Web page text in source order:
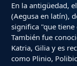
En la antigüedad,
(Aegusa en latín),
significa "que tiene
También fue
Katria, Gilia y es
como Plinio,